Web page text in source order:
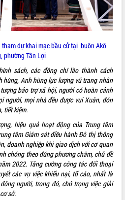
tham dự khai mạc bầu cử tại buôn Akô
phường Tân Lợi
sách, các đồng chí lão thành cách
hùng, Anh hùng lực lượng vũ trang nhân
bảo trợ xã hội, người có hoàn cảnh
người, mọi nhà đều được vui Xuân, đón
tiết kiệm.
hiệu quả hoạt động của Trung tâm
tâm Giám sát điều hành Đô thị thông
doanh nghiệp khi giao dịch với cơ quan
chóng theo đúng phương châm, chủ đề
2022. Tăng cường công tác đối thoại
các vụ việc khiếu nại, tố cáo, nhất là
người, trong đó, chú trọng việc giải
sở.